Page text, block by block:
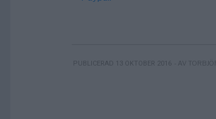
PUBLICERAD 13 OKTOBER 2016 - AV